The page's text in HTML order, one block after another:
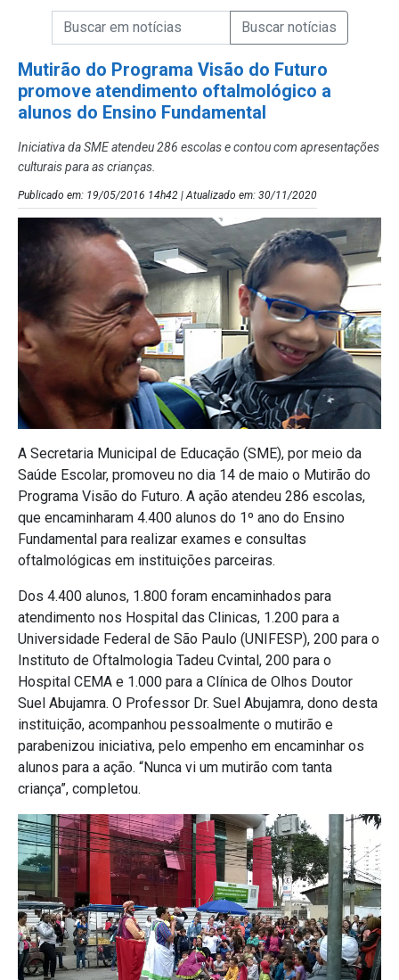
Campo de Busca de Notícias
Campo de Busca de informaçõesEnviar a Busca de Notícias
Mutirão do Programa Visão do Futuro
promove atendimento oftalmológico a
alunos do Ensino Fundamental
Iniciativa da SME atendeu 286 escolas e contou com apresentações
culturais para as crianças.
Publicado em: 19/05/2016 14h42 | Atualizado em: 30/11/2020
A Secretaria Municipal de Educação (SME), por meio da
Saúde Escolar, promoveu no dia 14 de maio o Mutirão do
Programa Visão do Futuro. A ação atendeu 286 escolas,
que encaminharam 4.400 alunos do 1º ano do Ensino
Fundamental para realizar exames e consultas
oftalmológicas em instituições parceiras.
Dos 4.400 alunos, 1.800 foram encaminhados para
atendimento nos Hospital das Clinicas, 1.200 para a
Universidade Federal de São Paulo (UNIFESP), 200 para o
Instituto de Oftalmologia Tadeu Cvintal, 200 para o
Hospital CEMA e 1.000 para a Clínica de Olhos Doutor
Suel Abujamra. O Professor Dr. Suel Abujamra, dono desta
instituição, acompanhou pessoalmente o mutirão e
parabenizou iniciativa, pelo empenho em encaminhar os
alunos para a ação. “Nunca vi um mutirão com tanta
criança”, completou.